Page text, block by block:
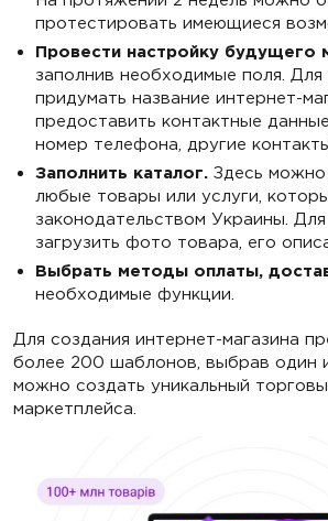
протестировать имеющиеся
Провести настройку будущего
заполнив необходимые поля.
придумать название интернет-
предоставить контактные
номер телефона, другие
Заполнить каталог. Здесь можно
любые товары или услуги,
законодательством Украины.
загрузить фото товара, его
Выбрать методы оплаты,
необходимые функции.
Для создания интернет-магазина
более 200 шаблонов, выбрав один
можно создать уникальный
маркетплейса.